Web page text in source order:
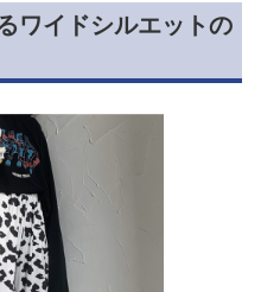
ワイドシルエットの